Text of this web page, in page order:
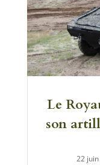
Le
son
22